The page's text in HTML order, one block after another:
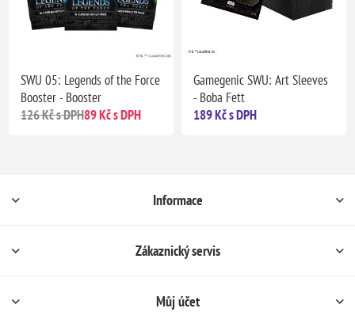
SWU 05: Legends of the Force
Booster - Booster
126 Kč s DPH89 Kč s DPH
Gamegenic SWU: Art Sleeves
- Boba Fett
189 Kč s DPH
Informace
Zákaznický servis
Můj účet